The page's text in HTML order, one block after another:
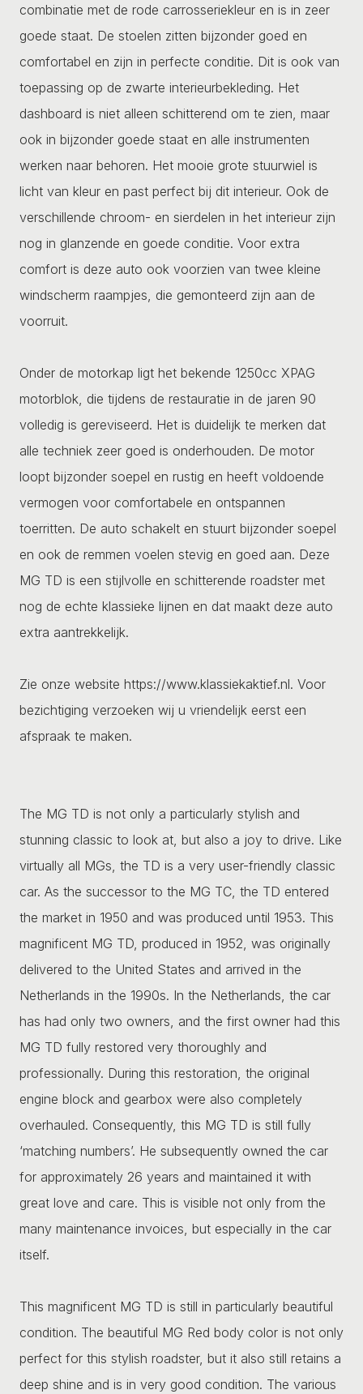
combinatie met de rode carrosseriekleur en is in zeer
goede staat. De stoelen zitten bijzonder goed en
comfortabel en zijn in perfecte conditie. Dit is ook van
toepassing op de zwarte interieurbekleding. Het
dashboard is niet alleen schitterend om te zien, maar
ook in bijzonder goede staat en alle instrumenten
werken naar behoren. Het mooie grote stuurwiel is
licht van kleur en past perfect bij dit interieur. Ook de
verschillende chroom- en sierdelen in het interieur zijn
nog in glanzende en goede conditie. Voor extra
comfort is deze auto ook voorzien van twee kleine
windscherm raampjes, die gemonteerd zijn aan de
voorruit.
Onder de motorkap ligt het bekende 1250cc XPAG
motorblok, die tijdens de restauratie in de jaren 90
volledig is gereviseerd. Het is duidelijk te merken dat
alle techniek zeer goed is onderhouden. De motor
loopt bijzonder soepel en rustig en heeft voldoende
vermogen voor comfortabele en ontspannen
toerritten. De auto schakelt en stuurt bijzonder soepel
en ook de remmen voelen stevig en goed aan. Deze
MG TD is een stijlvolle en schitterende roadster met
nog de echte klassieke lijnen en dat maakt deze auto
extra aantrekkelijk.
Zie onze website https://www.klassiekaktief.nl. Voor
bezichtiging verzoeken wij u vriendelijk eerst een
afspraak te maken.
The MG TD is not only a particularly stylish and
stunning classic to look at, but also a joy to drive. Like
virtually all MGs, the TD is a very user-friendly classic
car. As the successor to the MG TC, the TD entered
the market in 1950 and was produced until 1953. This
magnificent MG TD, produced in 1952, was originally
delivered to the United States and arrived in the
Netherlands in the 1990s. In the Netherlands, the car
has had only two owners, and the first owner had this
MG TD fully restored very thoroughly and
professionally. During this restoration, the original
engine block and gearbox were also completely
overhauled. Consequently, this MG TD is still fully
‘matching numbers’. He subsequently owned the car
for approximately 26 years and maintained it with
great love and care. This is visible not only from the
many maintenance invoices, but especially in the car
itself.
This magnificent MG TD is still in particularly beautiful
condition. The beautiful MG Red body color is not only
perfect for this stylish roadster, but it also still retains a
deep shine and is in very good condition. The various